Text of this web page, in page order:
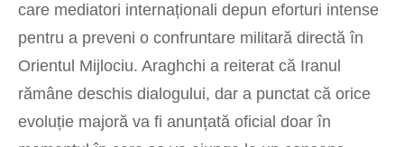
care mediatori internaționali depun eforturi intense
pentru a preveni o confruntare militară directă în
Orientul Mijlociu. Araghchi a reiterat că Iranul
rămâne deschis dialogului, dar a punctat că orice
evoluție majoră va fi anunțată oficial doar în